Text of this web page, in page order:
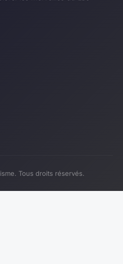
Tous droits réservés.